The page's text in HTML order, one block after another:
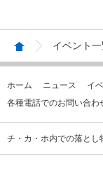
イベント
ホーム ニュース イ
各種電話でのお問い合わ
チ・カ・ホ内での落と